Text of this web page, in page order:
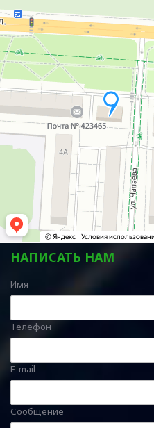
НАПИСАТЬ НАМ
Имя
Телефон
E-mail
Сообщение